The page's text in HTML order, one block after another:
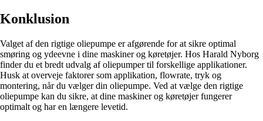
Konklusion
Valget af den rigtige oliepumpe er afgørende for at sikre optimal
smøring og ydeevne i dine maskiner og køretøjer. Hos Harald Nyborg
finder du et bredt udvalg af oliepumper til forskellige applikationer.
Husk at overveje faktorer som applikation, flowrate, tryk og
montering, når du vælger din oliepumpe. Ved at vælge den rigtige
oliepumpe kan du sikre, at dine maskiner og køretøjer fungerer
optimalt og har en længere levetid.